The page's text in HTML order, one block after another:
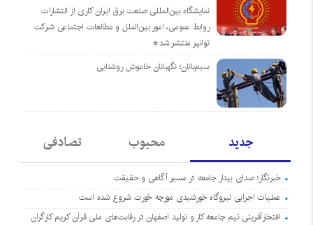
نمایشگاه بین‌المللی صنعت برق ایران کاری از انتشارات
روابط عمومی، امور بین‌الملل و مطالعات اجتماعی شرکت
توانیر منتشر شد*
سیم‌بانان؛ نگهبانان خاموش روشنایی
جدید محبوب تصادفی
خبرنگار؛ صدای بیدار جامعه در مسیر آگاهی و حقیقت
عملیات اجرایی نیروگاه خورشیدی مورچه خورت شروع شده است
افتخارآفرینی تیم جامعه کار و تولید اصفهان در رقابت‌های ملی قرآن کریم کارگران